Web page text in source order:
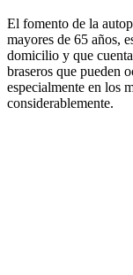
El fomento de la
mayores de 65 años,
domicilio y que
braseros que pueden
especialmente en los
considerablemente.